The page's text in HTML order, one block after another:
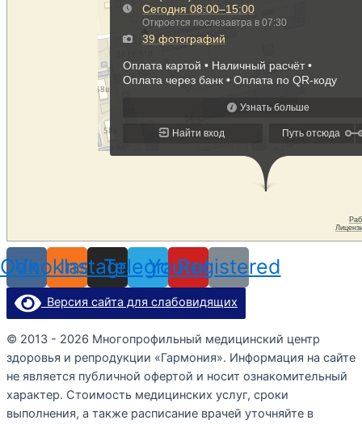
Vk
Odnoklassniki
Instagram
Telegram
Youtube
Registered
Версия сайта для слабовидящих
© 2013 - 2026 Многопрофильный медицинский центр
здоровья и репродукции «Гармония». Информация на сайте
не является публичной офертой и носит ознакомительный
характер. Стоимость медицинских услуг, сроки
выполнения, а также расписание врачей уточняйте в